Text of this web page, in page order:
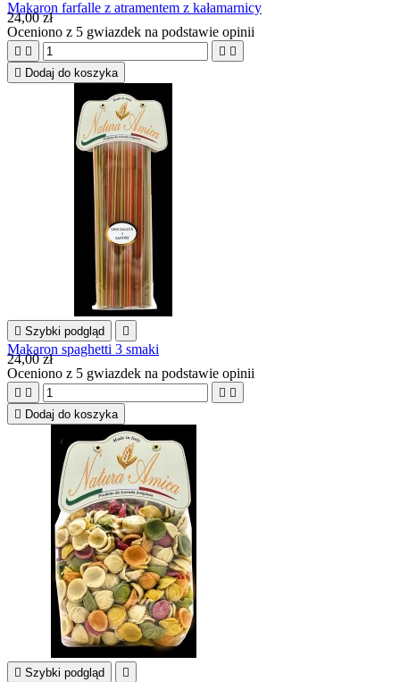
Makaron farfalle z atramentem z kałamarnicy
24,00 zł
Oceniono z 5 gwiazdek na podstawie opinii
   
 Dodaj do koszyka
 Szybki podgląd 
Makaron spaghetti 3 smaki
24,00 zł
Oceniono z 5 gwiazdek na podstawie opinii
   
 Dodaj do koszyka
 Szybki podgląd 